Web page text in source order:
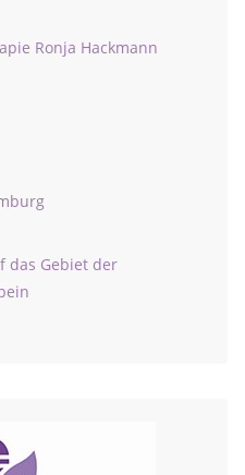
Ronja Hackmann
das Gebiet der